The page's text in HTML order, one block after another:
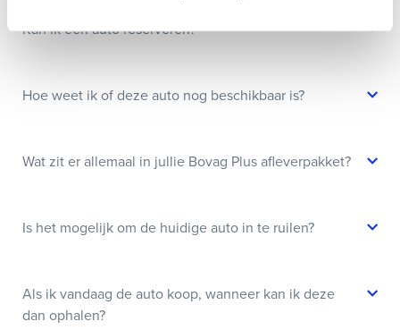
Kan ik een auto reserveren?
Hoe weet ik of deze auto nog beschikbaar is?
Wat zit er allemaal in jullie Bovag Plus afleverpakket?
Is het mogelijk om de huidige auto in te ruilen?
Als ik vandaag de auto koop, wanneer kan ik deze
dan ophalen?